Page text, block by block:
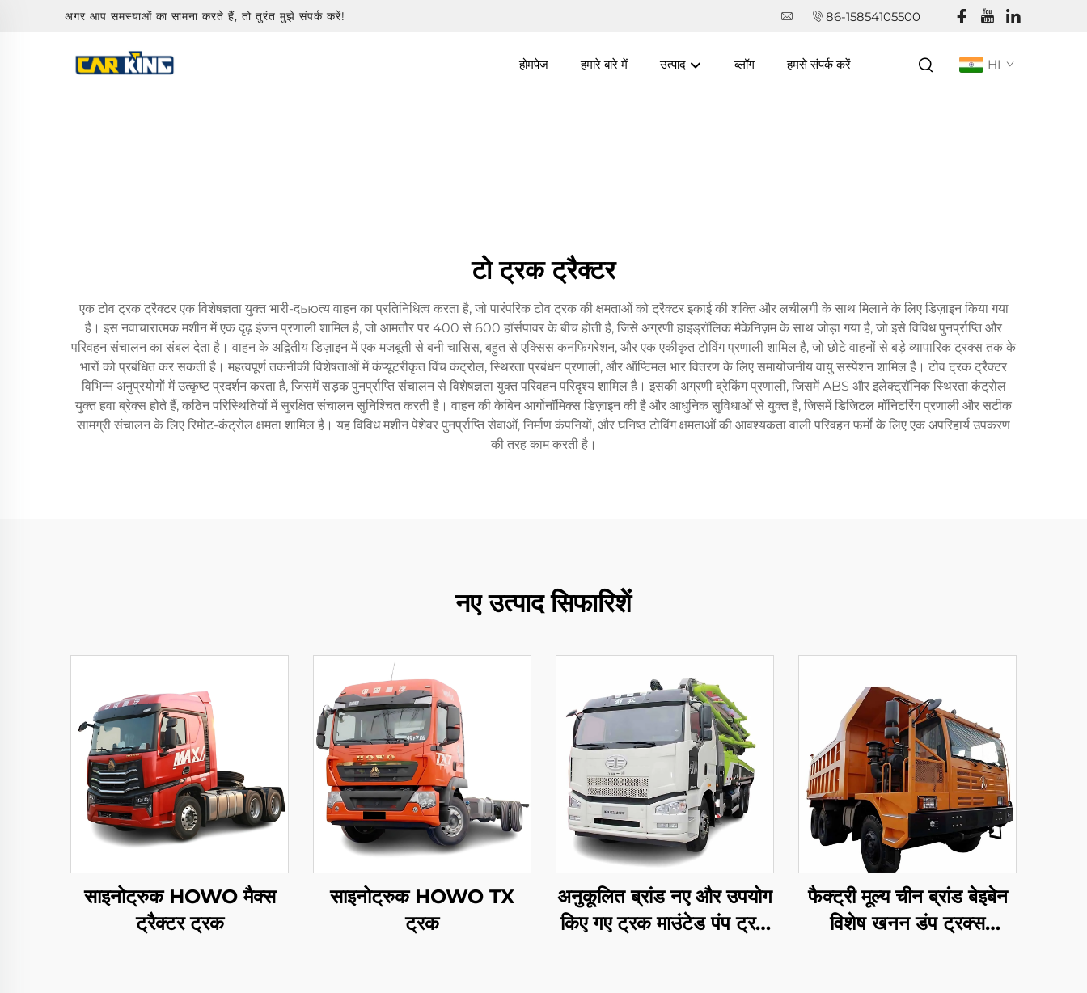
अगर आप समस्याओं का सामना करते हैं, तो तुरंत मुझे संपर्क करें! 86-15854105500
होमपेज हमारे बारे में उत्पाद ब्लॉग हमसे संपर्क करें HI
टो ट्रक ट्रैक्टर
एक टोव ट्रक ट्रैक्टर एक विशेषज्ञता युक्त भारी-दьюत्य वाहन का प्रतिनिधित्व करता है, जो पारंपरिक टोव ट्रक की क्षमताओं को ट्रैक्टर इकाई की शक्ति और लचीलगी के साथ मिलाने के लिए डिज़ाइन किया गया
है। इस नवाचारात्मक मशीन में एक दृढ़ इंजन प्रणाली शामिल है, जो आमतौर पर 400 से 600 हॉर्सपावर के बीच होती है, जिसे अग्रणी हाइड्रॉलिक मैकेनिज़म के साथ जोड़ा गया है, जो इसे विविध पुनर्प्राप्ति और
परिवहन संचालन का संबल देता है। वाहन के अद्वितीय डिज़ाइन में एक मजबूती से बनी चासिस, बहुत से एक्सिस कनफिगरेशन, और एक एकीकृत टोविंग प्रणाली शामिल है, जो छोटे वाहनों से बड़े व्यापारिक ट्रक्स तक के
भारों को प्रबंधित कर सकती है। महत्वपूर्ण तकनीकी विशेषताओं में कंप्यूटरीकृत विंच कंट्रोल, स्थिरता प्रबंधन प्रणाली, और ऑप्टिमल भार वितरण के लिए समायोजनीय वायु सस्पेंशन शामिल है। टोव ट्रक ट्रैक्टर
विभिन्न अनुप्रयोगों में उत्कृष्ट प्रदर्शन करता है, जिसमें सड़क पुनर्प्राप्ति संचालन से विशेषज्ञता युक्त परिवहन परिदृश्य शामिल है। इसकी अग्रणी ब्रेकिंग प्रणाली, जिसमें ABS और इलेक्ट्रॉनिक स्थिरता कंट्रोल
युक्त हवा ब्रेक्स होते हैं, कठिन परिस्थितियों में सुरक्षित संचालन सुनिश्चित करती है। वाहन की केबिन आर्गोनॉमिक्स डिज़ाइन की है और आधुनिक सुविधाओं से युक्त है, जिसमें डिजिटल मॉनिटरिंग प्रणाली और सटीक
सामग्री संचालन के लिए रिमोट-कंट्रोल क्षमता शामिल है। यह विविध मशीन पेशेवर पुनर्प्राप्ति सेवाओं, निर्माण कंपनियों, और घनिष्ठ टोविंग क्षमताओं की आवश्यकता वाली परिवहन फर्मों के लिए एक अपरिहार्य उपकरण
की तरह काम करती है।
नए उत्पाद सिफारिशें
साइनोट्रुक HOWO मैक्स
ट्रैक्टर ट्रक
साइनोट्रुक HOWO TX
ट्रक
अनुकूलित ब्रांड नए और उपयोग
किए गए ट्रक माउंटेड पंप ट्रक
फैक्ट्री मूल्य चीन ब्रांड बेइबेन
विशेष खनन डंप ट्रक्स